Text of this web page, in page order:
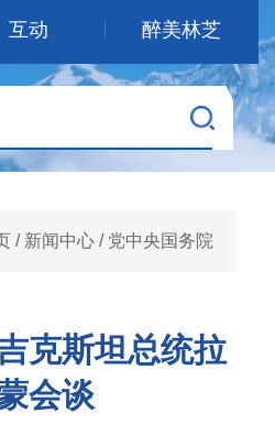
互动 醉美林芝
/ 新闻中心 / 党中央国务院
克斯坦总统拉
会谈